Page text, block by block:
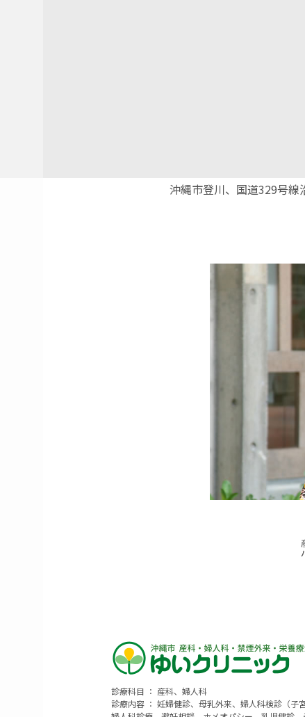
沖縄市登川、国道329号線
診療科目 ： 産科、婦人科
診療内容 ： 妊婦健診、母乳外来、婦人科検診（子